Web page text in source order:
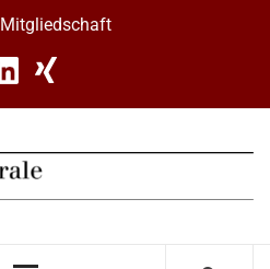
Mitgliedschaft